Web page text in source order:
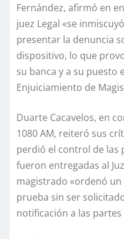
Fernández, afirmó en
juez Legal «se
presentar la denuncia
dispositivo, lo que
su banca y a su puesto
Enjuiciamiento de
Duarte Cacavelos, en
1080 AM, reiteró sus
perdió el control de las
fueron entregadas al
magistrado «ordenó
prueba sin ser
notificación a las